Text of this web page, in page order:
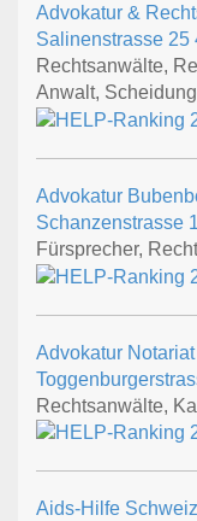
Advokatur &
Salinenstrasse 25
Rechtsanwälte,
Anwalt,
Advokatur
Schanzenstrasse 1
Fürsprecher,
Advokatur
Rechtsanwälte,
Aids-Hilfe Schweiz